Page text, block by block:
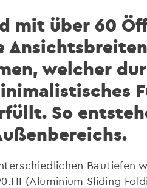
mit über 60
welcher
So
Bautiefen
(Aluminium Sliding